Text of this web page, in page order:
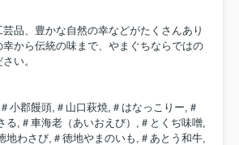
品、豊かな自然の幸などがたくさんあり
幸から伝統の味まで、やまぐちならではの
い。
小郡饅頭,＃山口萩焼,＃はなっこりー,＃
る,＃車海老（あいおえび）,＃とくぢ味噌,
地わさび,＃徳地やまのいも,＃あとう和牛,